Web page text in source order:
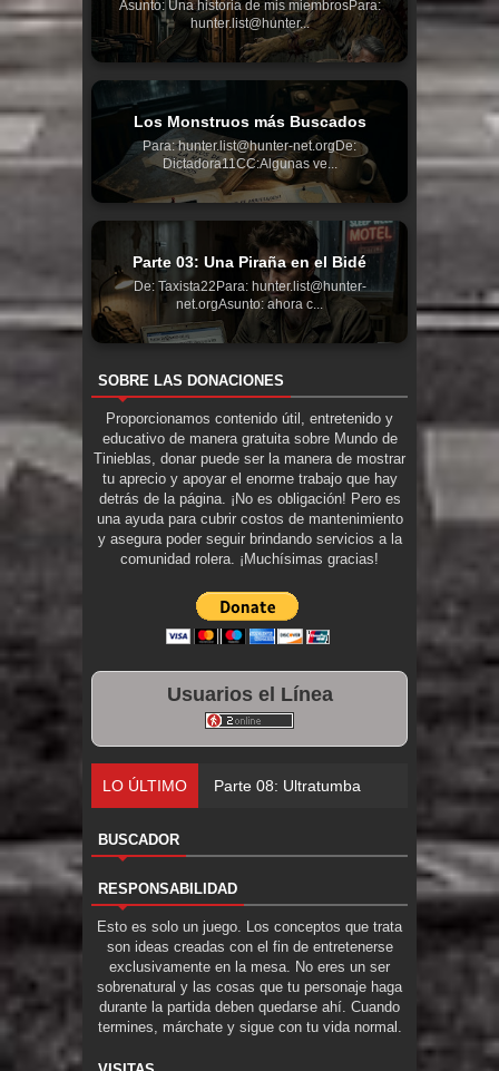
Asunto: Una historia de mis miembrosPara:
hunter.list@hunter...
Los Monstruos más Buscados
Para: hunter.list@hunter-net.orgDe:
Dictadora11CC:Algunas ve...
Parte 03: Una Piraña en el Bidé
De: Taxista22Para: hunter.list@hunter-
net.orgAsunto: ahora c...
SOBRE LAS DONACIONES
Proporcionamos contenido útil, entretenido y
educativo de manera gratuita sobre Mundo de
Tinieblas, donar puede ser la manera de mostrar
tu aprecio y apoyar el enorme trabajo que hay
detrás de la página. ¡No es obligación! Pero es
una ayuda para cubrir costos de mantenimiento
y asegura poder seguir brindando servicios a la
comunidad rolera. ¡Muchísimas gracias!
Usuarios el Línea
LO ÚLTIMO Parte 08: Ultratumba
BUSCADOR
RESPONSABILIDAD
Esto es solo un juego. Los conceptos que trata
son ideas creadas con el fin de entretenerse
exclusivamente en la mesa. No eres un ser
sobrenatural y las cosas que tu personaje haga
durante la partida deben quedarse ahí. Cuando
termines, márchate y sigue con tu vida normal.